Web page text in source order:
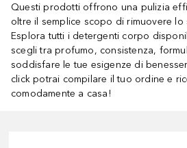
Questi prodotti offrono una pulizia
oltre il semplice scopo di rimuovere
Esplora tutti i detergenti corpo
scegli tra profumo, consistenza,
soddisfare le tue esigenze di
click potrai compilare il tuo ordine e
comodamente a casa!